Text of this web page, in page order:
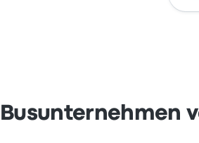
Busunternehmen